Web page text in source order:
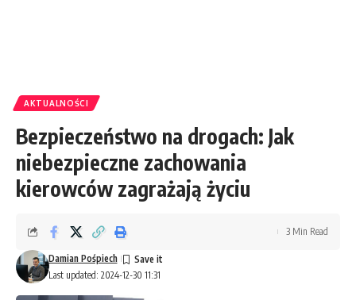
AKTUALNOŚCI
Bezpieczeństwo na drogach: Jak
niebezpieczne zachowania
kierowców zagrażają życiu
Last updated: 2024-12-30 11:31
Damian Pośpiech
3 Min Read